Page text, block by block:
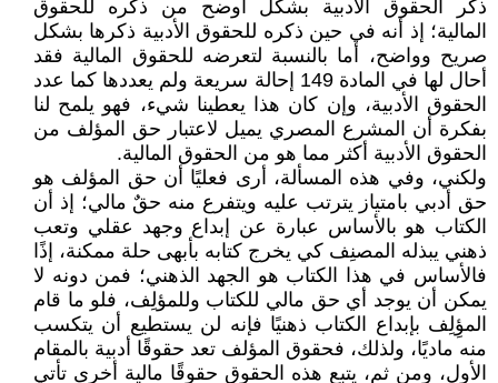
ذكر الحقوق الأدبية بشكل أوضح من ذكره للحقوق
المالية؛ إذ أنه في حين ذكره للحقوق الأدبية ذكرها بشكل
صريح وواضح، أما بالنسبة لتعرضه للحقوق المالية فقد
أحال لها في المادة 149 إحالة سريعة ولم يعددها كما عدد
الحقوق الأدبية، وإن كان هذا يعطينا شيء، فهو يلمح لنا
بفكرة أن المشرع المصري يميل لاعتبار حق المؤلف من
الحقوق الأدبية أكثر مما هو من الحقوق المالية.
ولكني، وفي هذه المسألة، أرى فعليًا أن حق المؤلف هو
حق أدبي بامتياز يترتب عليه ويتفرع منه حقٌ مالي؛ إذ أن
الكتاب هو بالأساس عبارة عن إبداع وجهد عقلي وتعب
ذهني يبذله المصنِف كي يخرج كتابه بأبهى حلة ممكنة، إذًا
فالأساس في هذا الكتاب هو الجهد الذهني؛ فمن دونه لا
يمكن أن يوجد أي حق مالي للكتاب وللمؤلِف، فلو ما قام
المؤِلِف بإبداع الكتاب ذهنيًا فإنه لن يستطيع أن يتكسب
منه ماديًا، ولذلك، فحقوق المؤلف تعد حقوقًا أدبية بالمقام
الأول، ومن ثم، يتبع هذه الحقوق حقوقًا مالية أخرى تأتي